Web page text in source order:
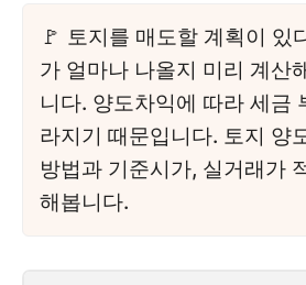
토지를 매도할 계획이 있
가 얼마나 나올지 미리 계산
니다. 양도차익에 따라 세금
라지기 때문입니다. 토지 양
방법과 기준시가, 실거래가
해봅니다.